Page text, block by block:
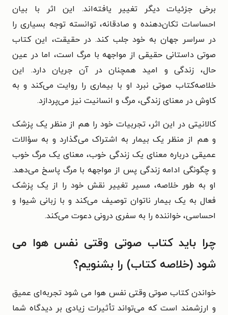
برخی جزئیات دیگر تغییر یافته‌اند. این اثر با بیان
احساسات تکان‌دهنده و صادقانه، توانسته توجه بسیاری را
در سراسر جهان به خود جلب کند. در حقیقت، این کتاب
صوتی داستانی حقیقی از مواجهه با مرگ است، اما در عین
حال، زندگی و امید همچنان در آن جریان دارد. این
خلاصه‌کتاب صوتی نبرد او با بیماری را روایت می‌کند و به
کاوش در معنای زندگی، مرگ و انسانیت نیز می‌پردازد.
کالانیتی در این اثر، تجربیات خود را هم از منظر یک پزشک
و هم از منظر یک بیمار به اشتراک می‌گذارد و به سؤالات
عمیقی درباره معنای یک زندگی خوب، معنای یک مرگ خوب
و چگونگی ادامه زندگی پس از مواجهه با مرگ پاسخ می‌دهد.
او به طور خلاصه، مسیر تغییر نقش خود را از یک پزشک
فعال به یک بیمار ناتوان توصیف می‌کند و با زبانی شیوا و
احساسی، خواننده را به سفری درونی دعوت می‌کند.
چرا باید کتاب صوتی وقتی نفس هوا می‌
شود (خلاصه کتاب) را بشنویم؟
خواندن کتاب صوتی وقتی نفس هوا می‌ شود تجربه‌ای عمیق
و ارزشمند است که می‌تواند تأثیرات زیادی بر دیدگاه شما